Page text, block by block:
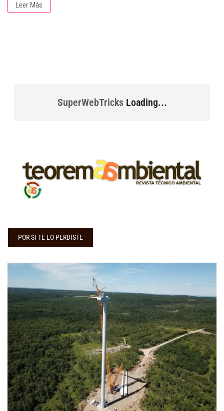
Leer Más
SuperWebTricksLoading...
POR SI TE LO PERDISTE